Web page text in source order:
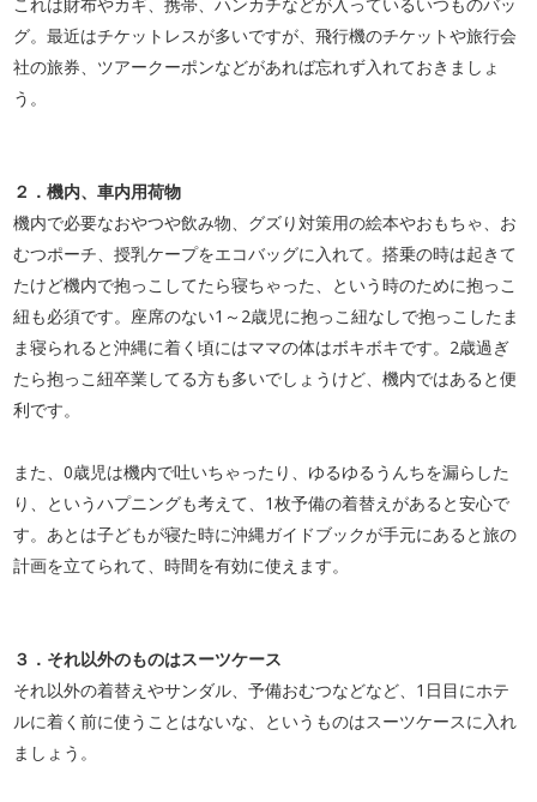
グ。最近はチケットレスが多いですが、飛行機のチケットや旅行会
社の旅券、ツアークーポンなどがあれば忘れず入れておきましょ
う。
２．機内、車内用荷物
機内で必要なおやつや飲み物、グズり対策用の絵本やおもちゃ、お
むつポーチ、授乳ケープをエコバッグに入れて。搭乗の時は起きて
たけど機内で抱っこしてたら寝ちゃった、という時のために抱っこ
紐も必須です。座席のない1～2歳児に抱っこ紐なしで抱っこしたま
ま寝られると沖縄に着く頃にはママの体はボキボキです。 2歳過ぎ
たら抱っこ紐卒業してる方も多いでしょうけど、機内ではあると便
利です。
また、0歳児は機内で吐いちゃったり、ゆるゆるうんちを漏らした
り、というハプニングも考えて、1枚予備の着替えがあると安心で
す。あとは子どもが寝た時に沖縄ガイドブックが手元にあると旅の
計画を立てられて、時間を有効に使えます。
３．それ以外のものはスーツケース
それ以外の着替えやサンダル、予備おむつなどなど、1日目にホテ
ルに着く前に使うことはないな、という ものはスーツケースに入れ
ましょう。